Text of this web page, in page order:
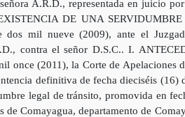
A.R.D., representada en juicio
DE UNA
mil nueve (2009), ante el
contra el señor D.S.C.. I.
once (2011), la Corte de Apelaciones
definitiva de fecha dieciséis (16)
legal de tránsito, promovida en
Comayagua, departamento de